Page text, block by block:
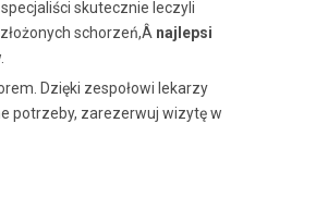
skutecznie leczyli
schorzeń,Â najlepsi
Dzięki zespołowi lekarzy
potrzeby, zarezerwuj wizytę w